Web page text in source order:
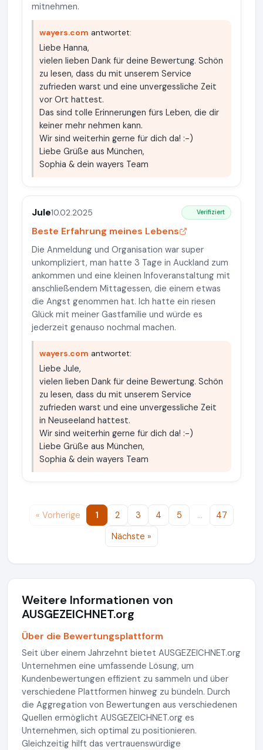
mitnehmen.
wayers.com antwortet:
Liebe Hanna,
vielen lieben Dank für deine Bewertung. Schön
zu lesen, dass du mit unserem Service
zufrieden warst und eine unvergessliche Zeit
vor Ort hattest.
Das sind tolle Erinnerungen fürs Leben, die dir
keiner mehr nehmen kann.
Wir sind weiterhin gerne für dich da! :-)
Liebe Grüße aus München,
Sophia & dein wayers Team
Jule10.02.2025 Verifiziert
Beste Erfahrung meines Lebens
Die Anmeldung und Organisation war super
unkompliziert, man hatte 3 Tage in Auckland zum
ankommen und eine kleinen Infoveranstaltung mit
anschließendem Mittagessen, die einem etwas
die Angst genommen hat. Ich hatte ein riesen
Glück mit meiner Gastfamilie und würde es
jederzeit genauso nochmal machen.
wayers.com antwortet:
Liebe Jule,
vielen lieben Dank für deine Bewertung. Schön
zu lesen, dass du mit unserem Service
zufrieden warst und eine unvergessliche Zeit
in Neuseeland hattest.
Wir sind weiterhin gerne für dich da! :-)
Liebe Grüße aus München,
Sophia & dein wayers Team
« Vorherige 1 2 3 4 5 …
47
Nächste »
Weitere Informationen von
AUSGEZEICHNET.org
Über die Bewertungsplattform
Seit über einem Jahrzehnt bietet AUSGEZEICHNET.org
Unternehmen eine umfassende Lösung, um
Kundenbewertungen effizient zu sammeln und über
verschiedene Plattformen hinweg zu bündeln. Durch
die Aggregation von Bewertungen aus verschiedenen
Quellen ermöglicht AUSGEZEICHNET.org es
Unternehmen, sich optimal zu positionieren.
Gleichzeitig hilft das vertrauenswürdige